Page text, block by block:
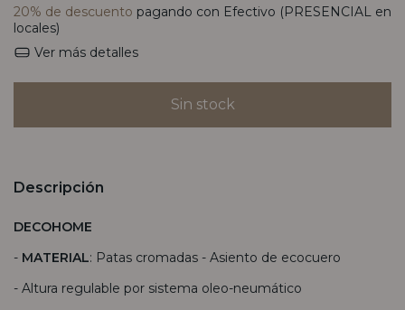
20% de descuento pagando con Efectivo (PRESENCIAL en
locales)
Ver más detalles
Descripción
DECOHOME
- MATERIAL: Patas cromadas - Asiento de ecocuero
- Altura regulable por sistema oleo-neumático